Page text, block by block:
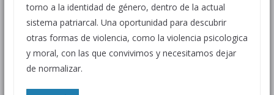
torno a la identidad de género, dentro de la actual
sistema patriarcal. Una oportunidad para descubrir
otras formas de violencia, como la violencia psicologica
y moral, con las que convivimos y necesitamos dejar
de normalizar.